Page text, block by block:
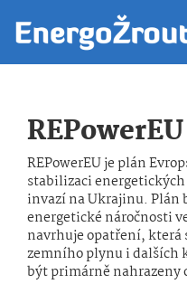
REPowerEU
REPowerEU je plán
stabilizaci
invazí na Ukrajinu. Plán
energetické náročnosti
navrhuje opatření, která
zemního plynu i dalších
být primárně